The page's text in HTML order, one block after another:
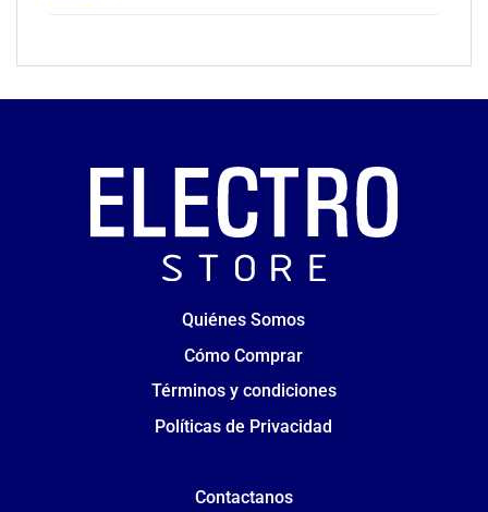
Quiénes Somos
Cómo Comprar
Términos y condiciones
Políticas de Privacidad
Contactanos